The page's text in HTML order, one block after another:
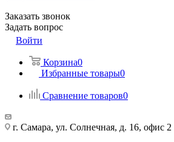
Заказать звонок
Задать вопрос
Войти
Корзина0
Избранные товары0
Сравнение товаров0
г. Самара, ул. Солнечная, д. 16, офис 2